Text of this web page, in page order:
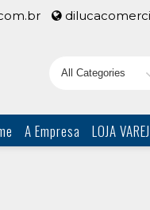
Search
A Empresa LOJA